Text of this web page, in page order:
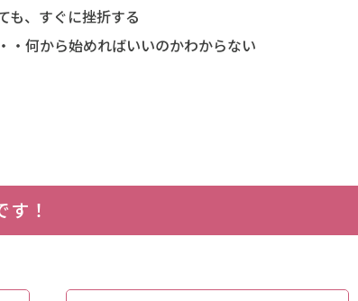
も、すぐに挫折する
何から始めればいいのかわからない
！